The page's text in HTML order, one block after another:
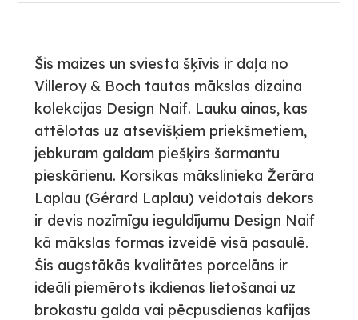
Šis maizes un sviesta šķīvis ir daļa no
Villeroy & Boch tautas mākslas dizaina
kolekcijas Design Naif. Lauku ainas, kas
attēlotas uz atsevišķiem priekšmetiem,
jebkuram galdam piešķirs šarmantu
pieskārienu. Korsikas mākslinieka Žerāra
Laplau (Gérard Laplau) veidotais dekors
ir devis nozīmīgu ieguldījumu Design Naif
kā mākslas formas izveidē visā pasaulē.
Šis augstākās kvalitātes porcelāns ir
ideāli piemērots ikdienas lietošanai uz
brokastu galda vai pēcpusdienas kafijas